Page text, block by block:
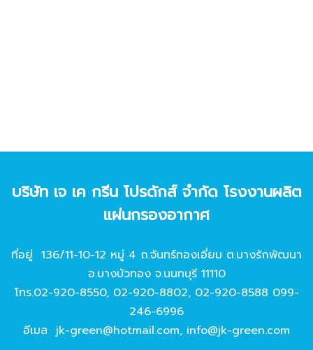
บริษัท เจ เค กรีน โปรดักส์ จํากัด โรงงานผลิต
แผ่นกรองอากาศ
ที่อยู่ 136/11-10-12 หมู่ 4 ถ.จันทร์ทองเอี่ยม ต.บางรักพัฒนา
อ.บางบัวทอง จ.นนทบุรี 11110
โทร.02-920-8550, 02-920-8802, 02-920-8588 099-
246-6996
อีเมล jk-green@hotmail.com, info@jk-green.com